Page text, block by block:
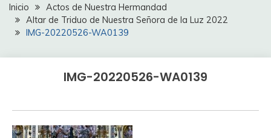
Inicio
Actos de Nuestra Hermandad
Altar de Triduo de Nuestra Señora de la Luz 2022
IMG-20220526-WA0139
IMG-20220526-WA0139